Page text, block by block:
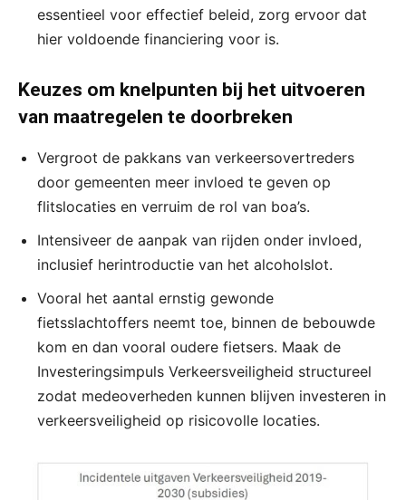
essentieel voor effectief beleid, zorg ervoor dat
hier voldoende financiering voor is.
Keuzes om knelpunten bij het uitvoeren
van maatregelen te doorbreken
Vergroot de pakkans van verkeersovertreders
door gemeenten meer invloed te geven op
flitslocaties en verruim de rol van boa’s.
Intensiveer de aanpak van rijden onder invloed,
inclusief herintroductie van het alcoholslot.
Vooral het aantal ernstig gewonde
fietsslachtoffers neemt toe, binnen de bebouwde
kom en dan vooral oudere fietsers. Maak de
Investeringsimpuls Verkeersveiligheid structureel
zodat medeoverheden kunnen blijven investeren in
verkeersveiligheid op risicovolle locaties.